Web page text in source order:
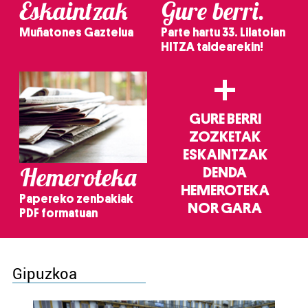
Eskaintzak
Muñatones Gaztelua
Gure berri.
Parte hartu 33. Lilatoian
HITZA taldearekin!
Hemeroteka
Papereko zenbakiak
PDF formatuan
+
GURE BERRI
ZOZKETAK
ESKAINTZAK
DENDA
HEMEROTEKA
NOR GARA
Gipuzkoa